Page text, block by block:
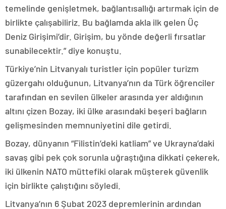
temelinde genişletmek, bağlantısallığı artırmak için de
birlikte çalışabiliriz. Bu bağlamda akla ilk gelen Üç
Deniz Girişimi’dir. Girişim, bu yönde değerli fırsatlar
sunabilecektir.” diye konuştu.
Türkiye’nin Litvanyalı turistler için popüler turizm
güzergahı olduğunun, Litvanya’nın da Türk öğrenciler
tarafından en sevilen ülkeler arasında yer aldığının
altını çizen Bozay, iki ülke arasındaki beşeri bağların
gelişmesinden memnuniyetini dile getirdi.
Bozay, dünyanın “Filistin’deki katliam” ve Ukrayna’daki
savaş gibi pek çok sorunla uğraştığına dikkati çekerek,
iki ülkenin NATO müttefiki olarak müşterek güvenlik
için birlikte çalıştığını söyledi.
Litvanya’nın 6 Şubat 2023 depremlerinin ardından